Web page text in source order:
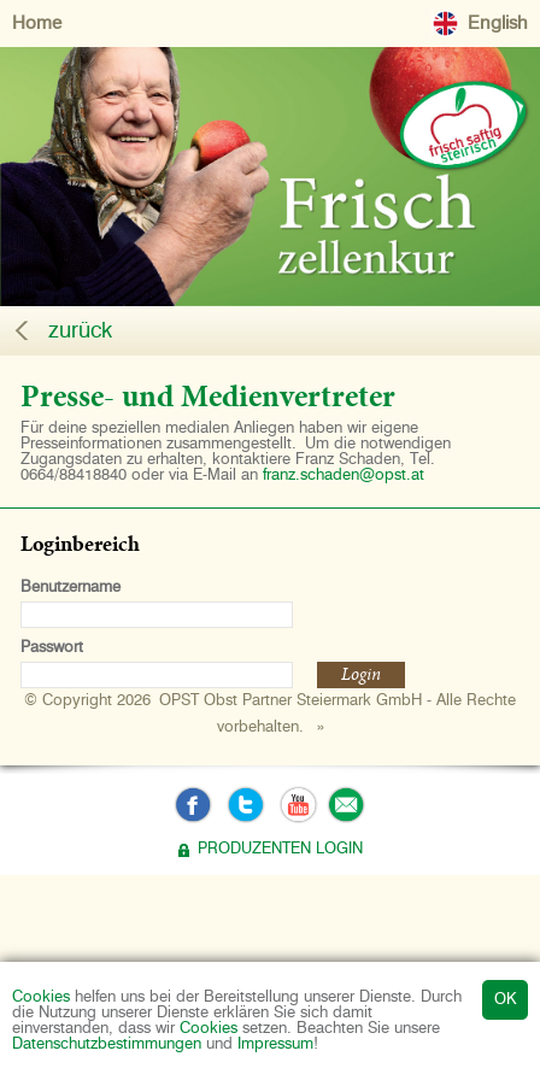
Cookies helfen uns bei der Bereitstellung unserer Dienste. Durch
die Nutzung unserer Dienste erklären Sie sich damit
einverstanden, dass wir Cookies setzen. Beachten Sie unsere
Datenschutzbestimmungen und Impressum!
Home English
zurück
Presse- und Medienvertreter
Für deine speziellen medialen Anliegen haben wir eigene
Presseinformationen zusammengestellt. Um die notwendigen
Zugangsdaten zu erhalten, kontaktiere Franz Schaden, Tel.
0664/88418840 oder via E-Mail an franz.schaden@opst.at
Loginbereich
Benutzername
Passwort
Login
© Copyright 2026 OPST Obst Partner Steiermark GmbH - Alle Rechte
vorbehalten.
»
PRODUZENTEN LOGIN